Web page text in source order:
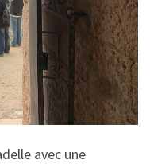
avec une